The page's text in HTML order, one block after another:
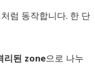
럼 동작합니다. 한 단
리된 zone으로 나누